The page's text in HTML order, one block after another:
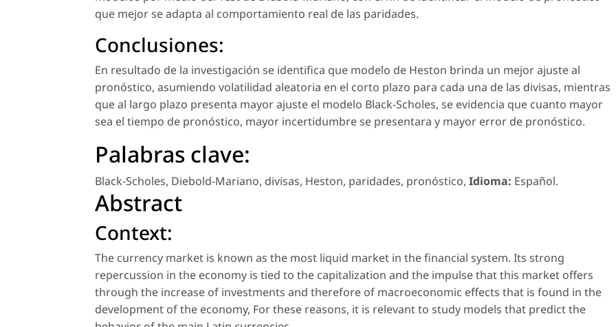
que mejor se adapta al comportamiento real de las paridades.
Conclusiones:
En resultado de la investigación se identifica que modelo de Heston brinda un mejor ajuste al
pronóstico, asumiendo volatilidad aleatoria en el corto plazo para cada una de las divisas, mientras
que al largo plazo presenta mayor ajuste el modelo Black-Scholes, se evidencia que cuanto mayor
sea el tiempo de pronóstico, mayor incertidumbre se presentara y mayor error de pronóstico.
Palabras clave:
Black-Scholes, Diebold-Mariano, divisas, Heston, paridades, pronóstico, Idioma: Español.
Abstract
Context:
The currency market is known as the most liquid market in the financial system. Its strong
repercussion in the economy is tied to the capitalization and the impulse that this market offers
through the increase of investments and therefore of macroeconomic effects that is found in the
development of the economy, For these reasons, it is relevant to study models that predict the